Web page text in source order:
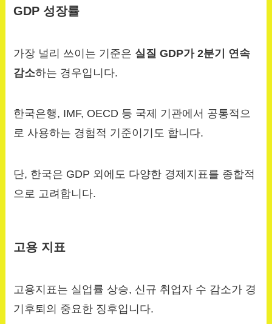
GDP 성장률
가장 널리 쓰이는 기준은 실질 GDP가 2분기 연속
감소하는 경우입니다.
한국은행, IMF, OECD 등 국제 기관에서 공통적으
로 사용하는 경험적 기준이기도 합니다.
단, 한국은 GDP 외에도 다양한 경제지표를 종합적
으로 고려합니다.
고용 지표
고용지표는 실업률 상승, 신규 취업자 수 감소가 경
기후퇴의 중요한 징후입니다.